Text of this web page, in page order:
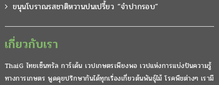
ขนุนโบราณรสชาติหวานปนเปรี้ยว “จำปากรอบ”
เกี่ยวกับเรา
ThaiG ไทยเซ็นทรัล การ์เด้น เวปเกษตรเพียงพอ เวปแห่งการแบ่งปันความรู้
ทางการเกษตร พูดคุยปรึกษากันได้ทุกเรื่องเกี่ยวต้นพันธุ์ไม้ โรคพืชต่างๆ เรามี